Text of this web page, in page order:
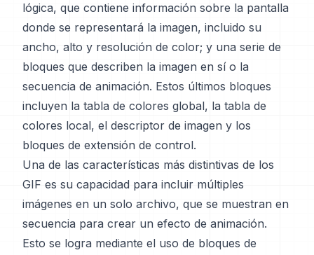
lógica, que contiene información sobre la pantalla
donde se representará la imagen, incluido su
ancho, alto y resolución de color; y una serie de
bloques que describen la imagen en sí o la
secuencia de animación. Estos últimos bloques
incluyen la tabla de colores global, la tabla de
colores local, el descriptor de imagen y los
bloques de extensión de control.
Una de las características más distintivas de los
GIF es su capacidad para incluir múltiples
imágenes en un solo archivo, que se muestran en
secuencia para crear un efecto de animación.
Esto se logra mediante el uso de bloques de